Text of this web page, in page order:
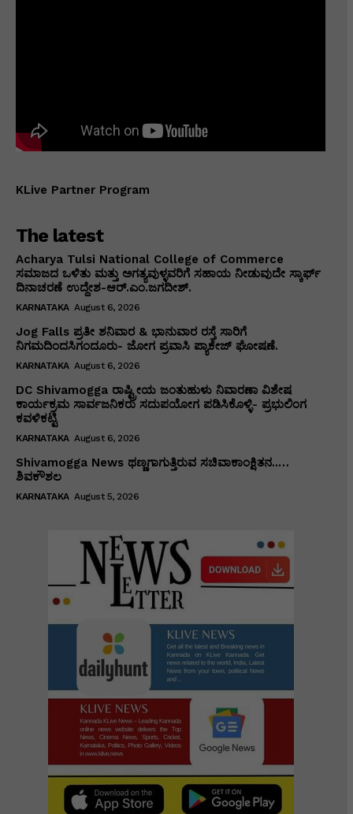
KLive Partner Program
The latest
Acharya Tulsi National College of Commerce
ಸಮಾಜದ ಒಳಿತು ಮತ್ತು ಅಗತ್ಯವುಳ್ಳವರಿಗೆ ಸಹಾಯ ನೀಡುವುದೇ ಸ್ಕಾರ್ಫ್
ದಿನಾಚರಣೆ ಉದ್ದೇಶ-ಆರ್.ಎಂ.ಜಗದೀಶ್.
KARNATAKA August 6, 2026
Jog Falls ಪ್ರತೀ ಶನಿವಾರ & ಭಾನುವಾರ ರಸ್ತೆ ಸಾರಿಗೆ
ನಿಗಮದಿಂದಸಿಗಂದೂರು- ಜೋಗ ಪ್ರವಾಸಿ ಪ್ಯಾಕೇಜ್ ಘೋಷಣೆ.
KARNATAKA August 6, 2026
DC Shivamogga ರಾಷ್ಟ್ರೀಯ ಜಂತುಹುಳು ನಿವಾರಣಾ ವಿಶೇಷ
ಕಾರ್ಯಕ್ರಮ ಸಾರ್ವಜನಿಕರು ಸದುಪಯೋಗ ಪಡಿಸಿಕೊಳ್ಳಿ- ಪ್ರಭುಲಿಂಗ
ಕವಳಿಕಟ್ಟಿ
KARNATAKA August 6, 2026
Shivamogga News ಥಣ್ಣಗಾಗುತ್ತಿರುವ ಸಚಿವಾಕಾಂಕ್ಷಿತನ..…
ಶಿವಕೌಶಲ
KARNATAKA August 5, 2026